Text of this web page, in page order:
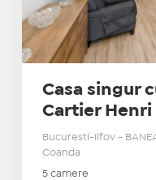
Casa singur
Cartier Henri
Bucuresti-Ilfov -
Coanda
5 camere